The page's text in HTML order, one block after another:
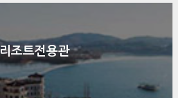
조트전용관